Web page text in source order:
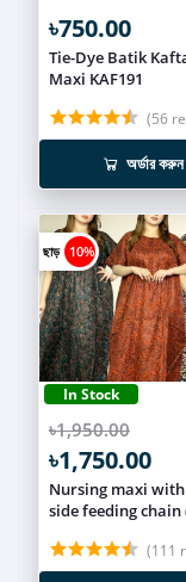
৳750.00
Tie-Dye Batik
Maxi KAF191
(56
অর্ডার করুন
ছাড় 10%
In Stock
৳1,950.00
৳1,750.00
Nursing maxi
side feeding chain
(111